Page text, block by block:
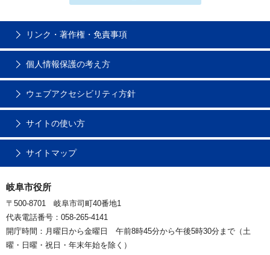
リンク・著作権・免責事項
個人情報保護の考え方
ウェブアクセシビリティ方針
サイトの使い方
サイトマップ
岐阜市役所
〒500-8701 岐阜市司町40番地1
代表電話番号：058-265-4141
開庁時間：月曜日から金曜日 午前8時45分から午後5時30分まで（土
曜・日曜・祝日・年末年始を除く）